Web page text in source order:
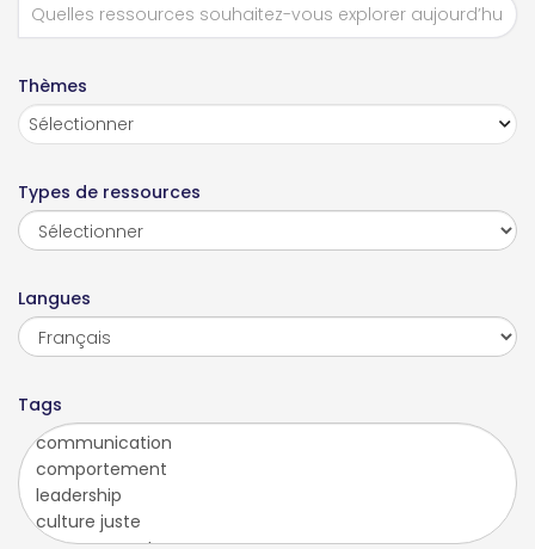
Rechercher
Thèmes
Types de ressources
Langues
Tags